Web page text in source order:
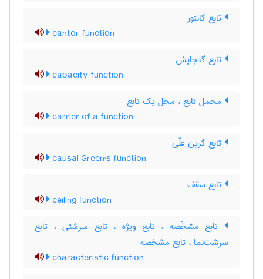
تابع کانتور
cantor function
تابع گنجایش
capacity function
محمل تابع ، محل یک تابع
carrier of a function
تابع گرین علّی
causal Green's function
تابع سقف
ceiling function
تابع مشخّصه ، تابع ویژه ، تابع سرشتی ، تابع
سرشت‌نما ، تابع مشخصه
characteristic function